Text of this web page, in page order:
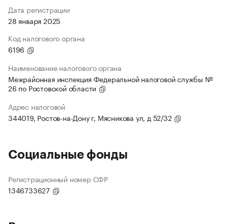
Дата регистрации
28 января 2025
Код налогового органа
6196
Наименование налогового органа
Межрайонная инспекция Федеральной налоговой службы №
26 по Ростовской области
Адрес налоговой
344019, Ростов-на-Дону г, Мясникова ул, д 52/32
Социальные фонды
Регистрационный номер СФР
1346733627